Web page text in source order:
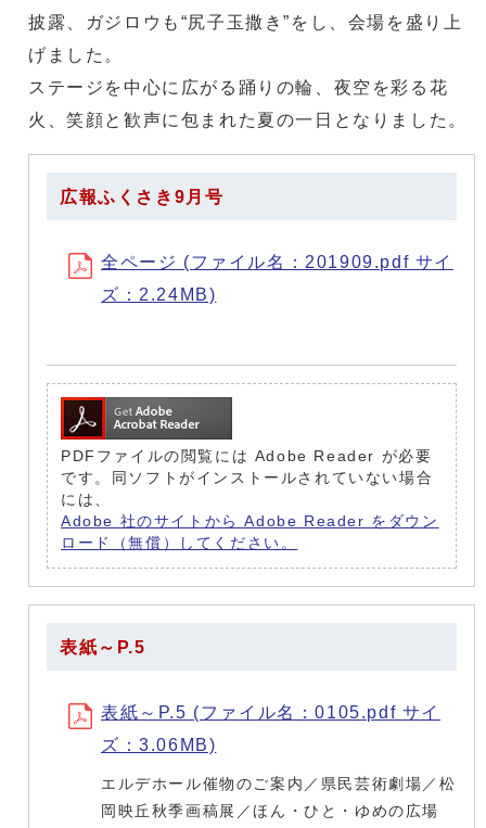
披露、ガジロウも“尻子玉撒き”をし、会場を盛り上
げました。
ステージを中心に広がる踊りの輪、夜空を彩る花
火、笑顔と歓声に包まれた夏の一日となりました。
広報ふくさき9月号
全ページ (ファイル名：201909.pdf サイ
ズ：2.24MB)
PDFファイルの閲覧には Adobe Reader が必要
です。同ソフトがインストールされていない場合
には、
Adobe 社のサイトから Adobe Reader をダウン
ロード（無償）してください。
表紙～P.5
表紙～P.5 (ファイル名：0105.pdf サイ
ズ：3.06MB)
エルデホール催物のご案内／県民芸術劇場／松
岡映丘秋季画稿展／ほん・ひと・ゆめの広場